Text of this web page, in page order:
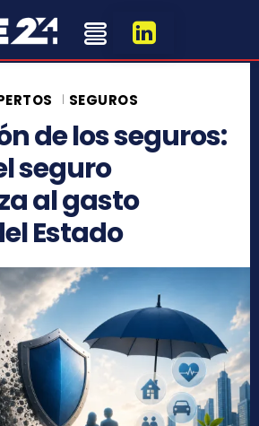
SEGUROS
de los seguros:
seguro
al gasto
Estado